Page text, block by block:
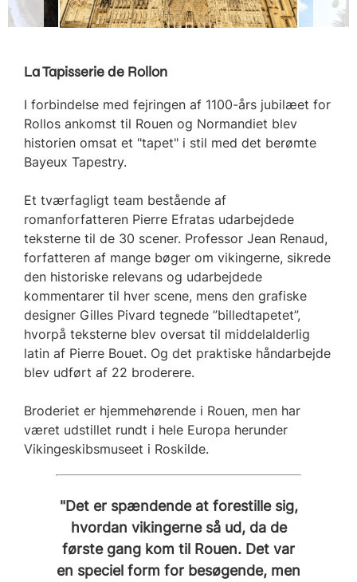
La Tapisserie de Rollon
I forbindelse med fejringen af 1100-års jubilæet for
Rollos ankomst til Rouen og Normandiet blev
historien omsat et "tapet" i stil med det berømte
Bayeux Tapestry.
Et tværfagligt team bestående af
romanforfatteren Pierre Efratas udarbejdede
teksterne til de 30 scener. Professor Jean Renaud,
forfatteren af mange bøger om vikingerne, sikrede
den historiske relevans og udarbejdede
kommentarer til hver scene, mens den grafiske
designer Gilles Pivard tegnede ”billedtapetet”,
hvorpå teksterne blev oversat til middelalderlig
latin af Pierre Bouet. Og det praktiske håndarbejde
blev udført af 22 broderere.
Broderiet er hjemmehørende i Rouen, men har
været udstillet rundt i hele Europa herunder
Vikingeskibsmuseet i Roskilde.
"Det er spændende at forestille sig,
hvordan vikingerne så ud, da de
første gang kom til Rouen. Det var
en speciel form for besøgende, men